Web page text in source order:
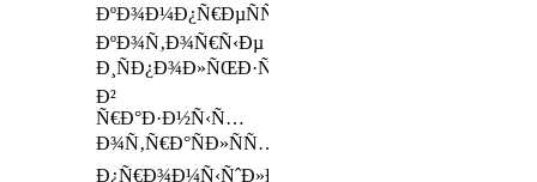
ÐºÐ¾Ð¼Ð¿Ñ€ÐµÑÑÐ¾Ñ€Ñ‹,
ÐºÐ¾Ñ‚Ð¾Ñ€Ñ‹Ðµ
Ð¸ÑÐ¿Ð¾Ð»ÑŒÐ·ÑƒÑŽÑ‚ÑÑ
Ð²
Ñ€Ð°Ð·Ð½Ñ‹Ñ…
Ð¾Ñ‚Ñ€Ð°ÑÐ»ÑÑ…
Ð¿Ñ€Ð¾Ð¼Ñ‹ÑˆÐ»ÐµÐ½Ð½Ð¾ÑÑ‚Ð¸: